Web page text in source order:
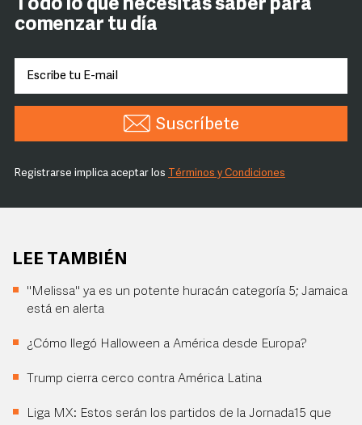
Todo lo que necesitas saber para
comenzar tu día
Suscríbete
Registrarse implica aceptar los Términos y Condiciones
LEE TAMBIÉN
"Melissa" ya es un potente huracán categoría 5; Jamaica
está en alerta
¿Cómo llegó Halloween a América desde Europa?
Trump cierra cerco contra América Latina
Liga MX: Estos serán los partidos de la Jornada15 que